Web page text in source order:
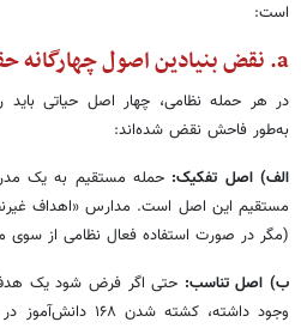
است:
a. نقض بنیادین اصول چهارگانه حقوق بشردوستانه
در هر حمله نظامی، چهار اصل حیاتی
به‌طور فاحش نقض شده‌اند:
الف) اصل تفکیک: حمله مستقیم به یک
مستقیم این اصل است. مدارس «اهداف
(مگر در صورت استفاده فعال نظامی از سوی
ب) اصل تناسب: حتی اگر فرض شود یک
وجود داشته، کشته